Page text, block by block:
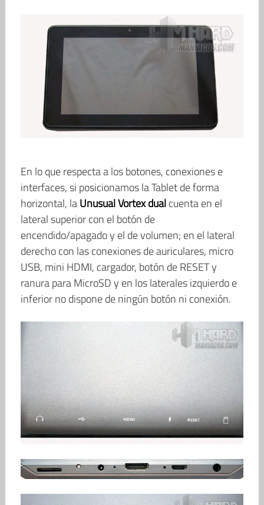
En lo que respecta a los botones, conexiones e
interfaces, si posicionamos la Tablet de forma
horizontal, laUnusual Vortex dualcuenta en el
lateral superior con el botón de
encendido/apagado y el de volumen; en el lateral
derecho con las conexiones de auriculares, micro
USB, mini HDMI, cargador, botón de RESET y
ranura para MicroSD y en los laterales izquierdo e
inferior no dispone de ningún botón ni conexión.